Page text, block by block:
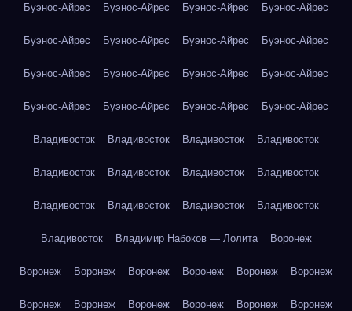
Буэнос-Айрес Буэнос-Айрес Буэнос-Айрес Буэнос-Айрес
Буэнос-Айрес Буэнос-Айрес Буэнос-Айрес Буэнос-Айрес
Буэнос-Айрес Буэнос-Айрес Буэнос-Айрес Буэнос-Айрес
Буэнос-Айрес Буэнос-Айрес Буэнос-Айрес Буэнос-Айрес
Владивосток Владивосток Владивосток Владивосток
Владивосток Владивосток Владивосток Владивосток
Владивосток Владивосток Владивосток Владивосток
Владивосток Владимир Набоков — Лолита Воронеж
Воронеж Воронеж Воронеж Воронеж Воронеж Воронеж
Воронеж Воронеж Воронеж Воронеж Воронеж Воронеж